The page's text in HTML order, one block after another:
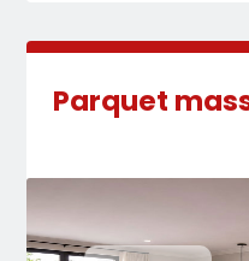
Parquet